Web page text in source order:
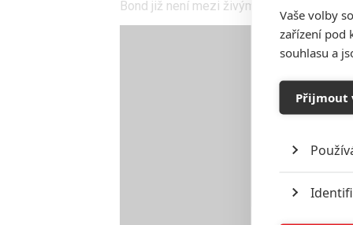
Bond již není mezi živými, šance na
Vaše volby
zařízení pod
souhlasu a
Přijmout